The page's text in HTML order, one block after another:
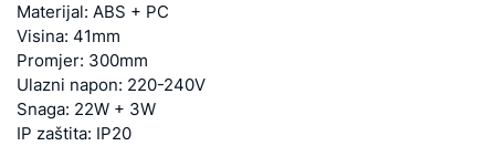
Materijal: ABS + PC
Visina: 41mm
Promjer: 300mm
Ulazni napon: 220-240V
Snaga: 22W + 3W
IP zaštita: IP20